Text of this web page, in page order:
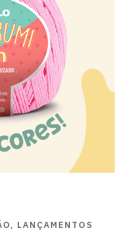
LANÇAMENTOS